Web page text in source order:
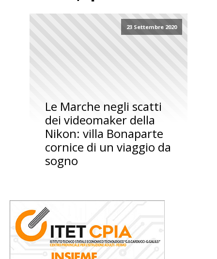
23 Settembre 2020
Le Marche negli scatti
dei videomaker della
Nikon: villa Bonaparte
cornice di un viaggio da
sogno